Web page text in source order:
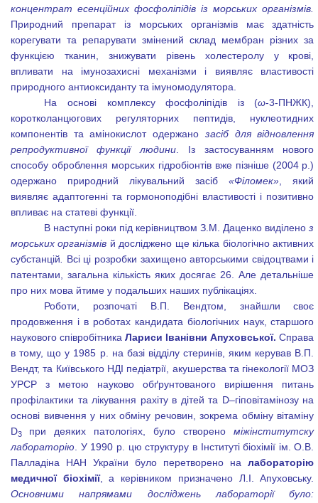
концентрат есенційних фосфоліпідів із морських організмів.
Природний препарат із морських організмів має здатність
корегувати та репарувати змінений склад мембран різних за
функцією тканин, знижувати рівень холестеролу у крові,
впливати на імунозахисні механізми і виявляє властивості
природного антиоксиданту та імуномодулятора.
На основі комплексу фосфоліпідів із (ω-3-ПНЖК),
коротколанцюгових регуляторних пептидів, нуклеотидних
компонентів та амінокислот одержано засіб для відновлення
репродуктивної функції людини. Із застосуванням нового
способу оброблення морських гідробіонтів вже пізніше (2004 р.)
одержано природний лікувальний засіб«Філомек», який
виявляє адаптогенні та гормоноподібні властивості і позитивно
впливає на статеві функції.
В наступні роки під керівництвом З.М. Даценко виділеноз
морських організмів й досліджено ще кілька біологічно активних
субстанцій. Всі ці розробки захищено авторськими свідоцтвами і
патентами, загальна кількість яких досягає 26. Але детальніше
про них мова йтиме у подальших наших публікаціях.
Роботи, розпочаті В.П. Вендтом, знайшли своє
продовження і в роботах кандидата біологічних наук, старшого
наукового співробітникаЛариси Іванівни Апуховської. Справа
в тому, що у 1985 р. на базі відділу стеринів, яким керував В.П.
Вендт, та Київського НДІ педіатрії, акушерства та гінекології МОЗ
УРСР з метою науково обґрунтованого вирішення питань
профілактики та лікування рахіту в дітей та D–гіповітамінозу на
основі вивчення у них обміну речовин, зокрема обміну вітаміну
D3 при деяких патологіях, було створеноміжінститутску
лабораторію. У 1990 р. цю структуру в Інституті біохімії ім. О.В.
Палладіна НАН України було перетворено налабораторію
медичної біохімії, а керівником призначено Л.І. Апуховську.
Основними напрямами досліджень лабораторії було: